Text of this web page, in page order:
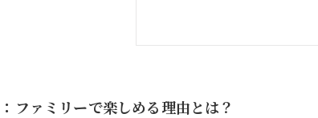
地域の味を楽しむ！
居酒屋は子供連れの
ファミリーで居酒屋
ファミリーで楽しめる理由とは？